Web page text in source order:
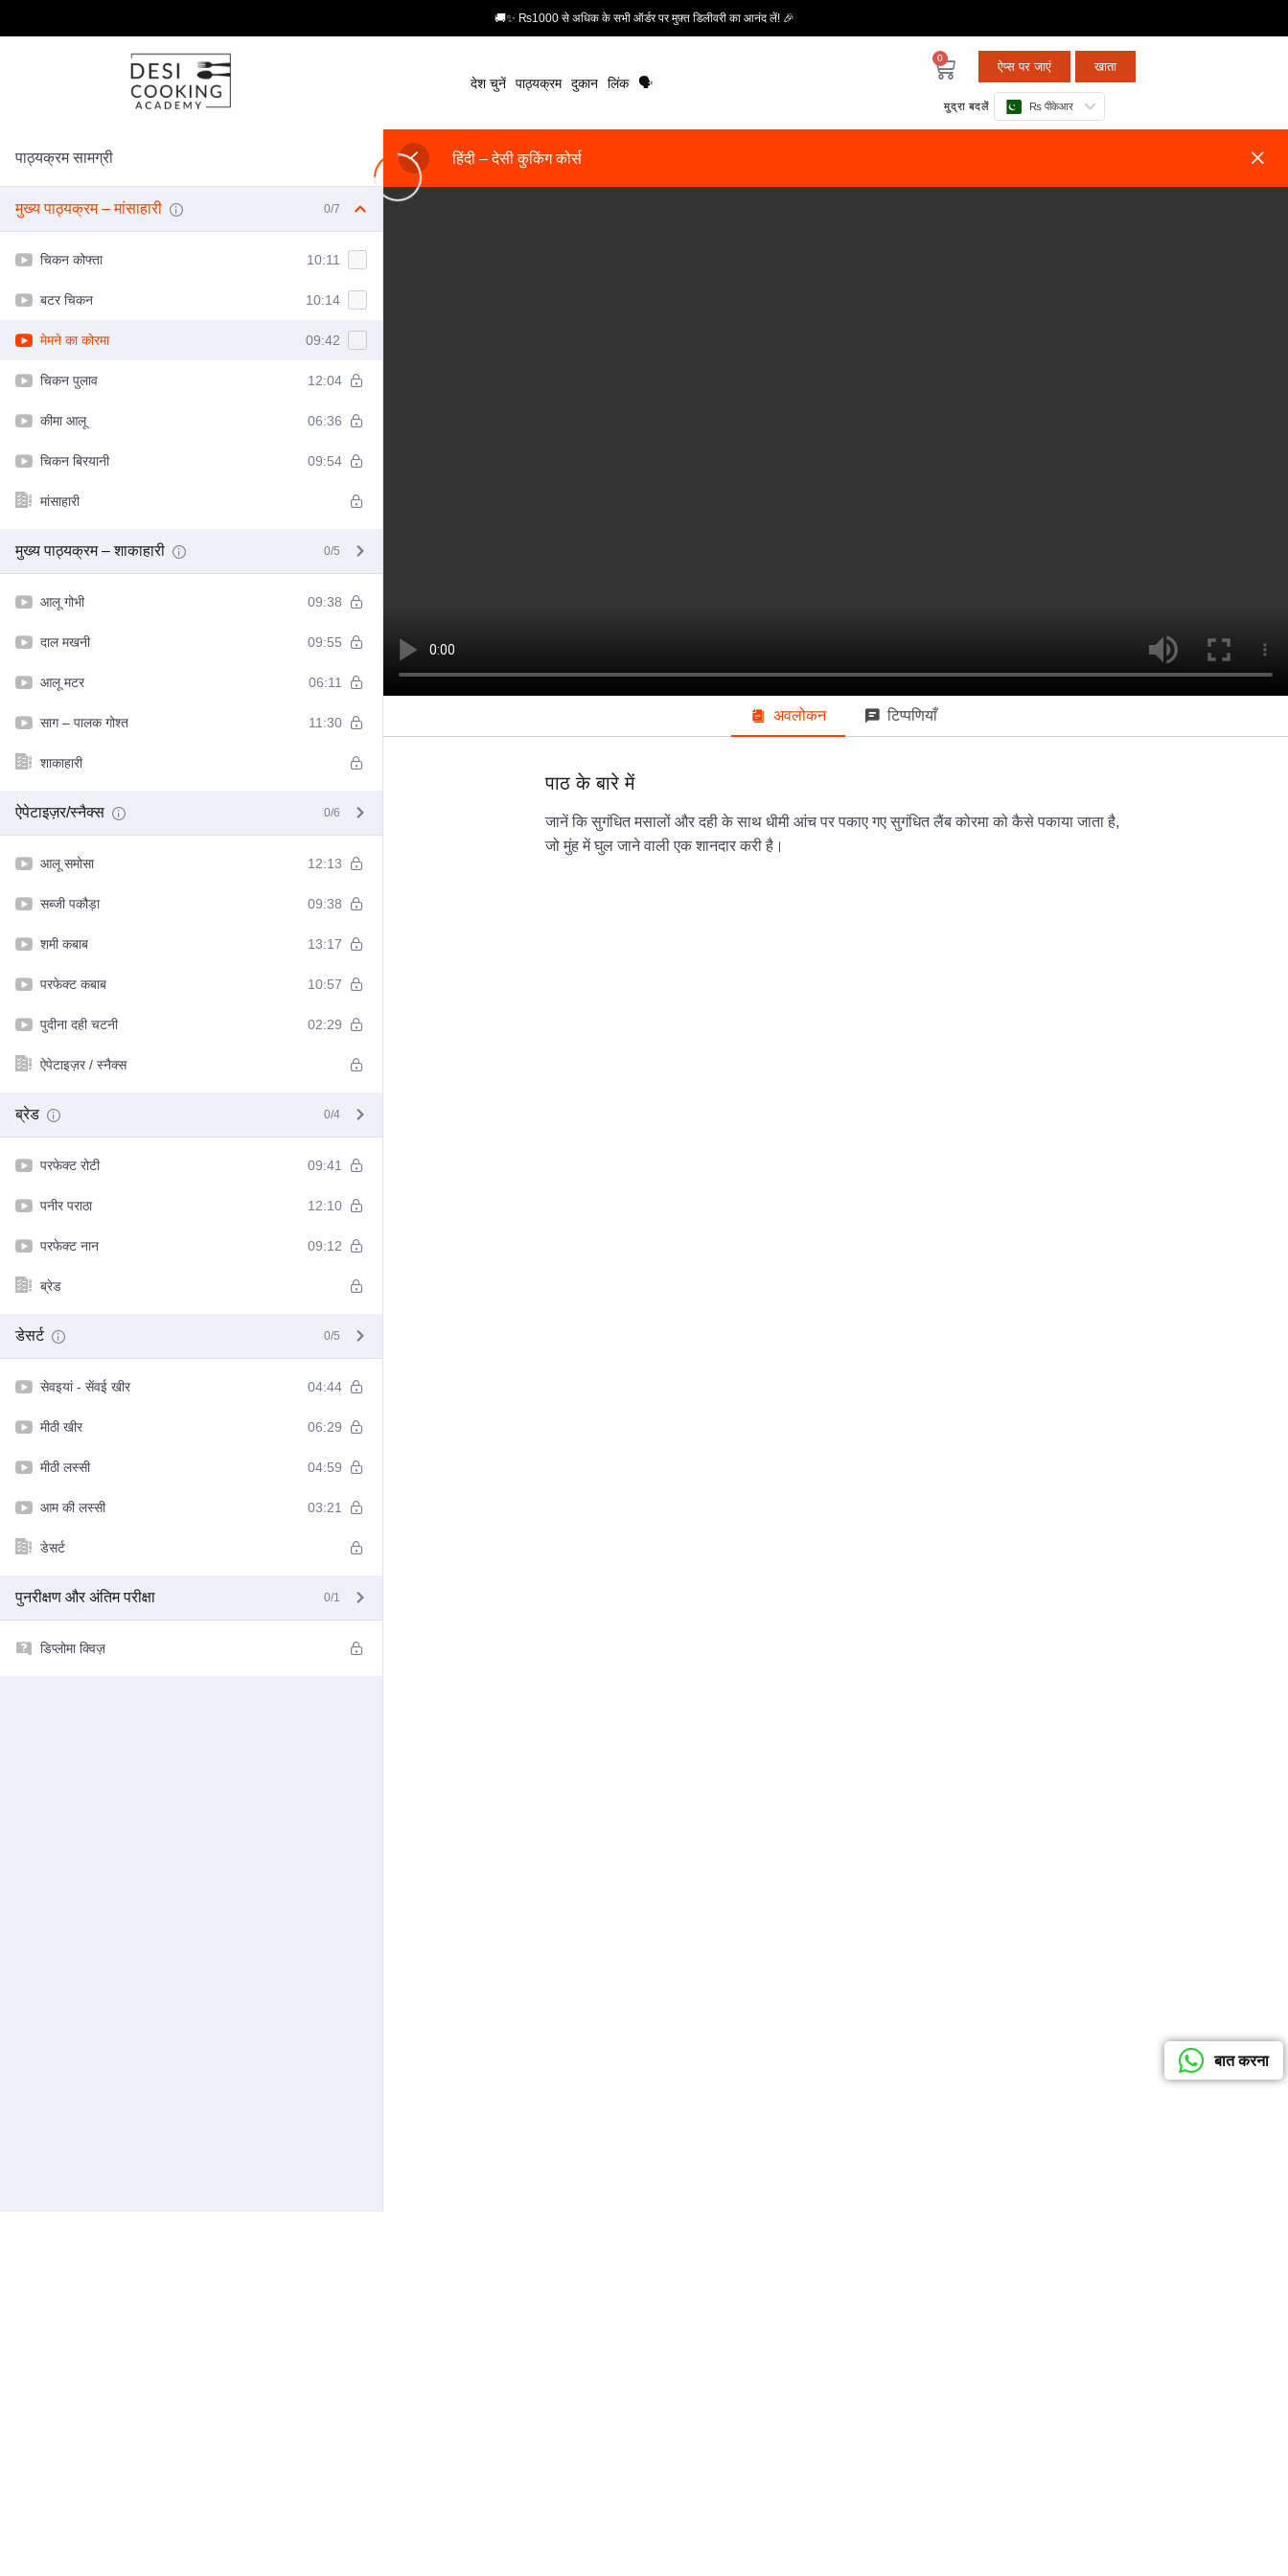
🚚✨ ₨1000 से अधिक के सभी ऑर्डर पर मुफ़्त डिलीवरी का आनंद लें! 🎉
देश चुनें पाठ्यक्रम दुकान लिंक 🗣️
0
ऐप्स पर जाएं खाता
बात करना
मुद्रा बदलें ₨ पीकेआर
पाठ्यक्रम सामग्री
मुख्य पाठ्यक्रम – मांसाहारी 0/7
चिकन कोफ्ता 10:11
बटर चिकन 10:14
मेमने का कोरमा 09:42
चिकन पुलाव 12:04
कीमा आलू 06:36
चिकन बिरयानी 09:54
मांसाहारी
मुख्य पाठ्यक्रम – शाकाहारी 0/5
आलू गोभी 09:38
दाल मखनी 09:55
आलू मटर 06:11
साग – पालक गोश्त 11:30
शाकाहारी
ऐपेटाइज़र/स्नैक्स 0/6
आलू समोसा 12:13
सब्जी पकौड़ा 09:38
शमी कबाब 13:17
परफेक्ट कबाब 10:57
पुदीना दही चटनी 02:29
ऐपेटाइज़र / स्नैक्स
ब्रेड 0/4
परफेक्ट रोटी 09:41
पनीर पराठा 12:10
परफेक्ट नान 09:12
ब्रेड
डेसर्ट 0/5
सेवइयां - सेंवई खीर 04:44
मीठी खीर 06:29
मीठी लस्सी 04:59
आम की लस्सी 03:21
डेसर्ट
पुनरीक्षण और अंतिम परीक्षा 0/1
डिप्लोमा क्विज़
हिंदी – देसी कुकिंग कोर्स
अवलोकन टिप्पणियाँ
पाठ के बारे में
जानें कि सुगंधित मसालों और दही के साथ धीमी आंच पर पकाए गए सुगंधित लैंब कोरमा को कैसे पकाया जाता है,
जो मुंह में घुल जाने वाली एक शानदार करी है।